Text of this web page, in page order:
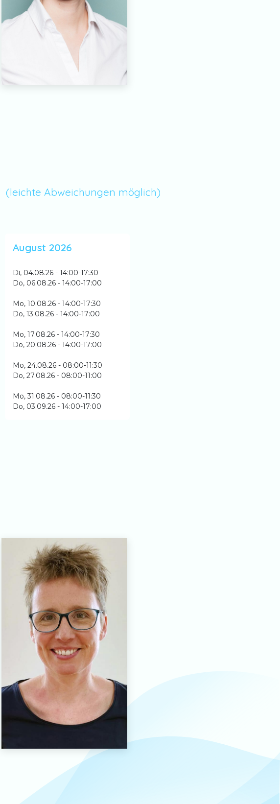
(leichte Abweichungen möglich)
August 2026
Di, 04.08.26 - 14:00-17:30
Do, 06.08.26 - 14:00-17:00
Mo, 10.08.26 - 14:00-17:30
Do, 13.08.26 - 14:00-17:00
Mo, 17.08.26 - 14:00-17:30
Do, 20.08.26 - 14:00-17:00
Mo, 24.08.26 - 08:00-11:30
Do, 27.08.26 - 08:00-11:00
Mo, 31.08.26 - 08:00-11:30
Do, 03.09.26 - 14:00-17:00